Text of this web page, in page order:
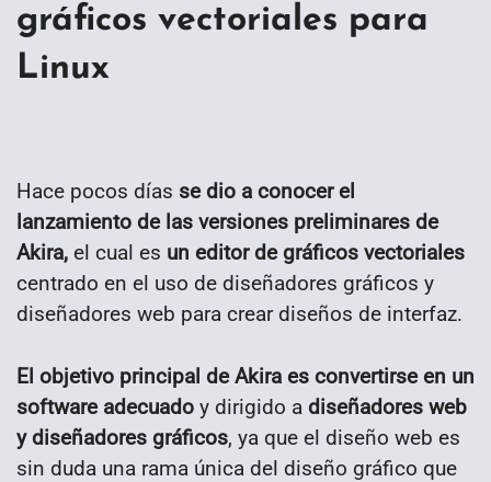
gráficos vectoriales para
Linux
Hace pocos días se dio a conocer el
lanzamiento de las versiones preliminares de
Akira, el cual es un editor de gráficos vectoriales
centrado en el uso de diseñadores gráficos y
diseñadores web para crear diseños de interfaz.
El objetivo principal de Akira es convertirse en un
software adecuado y dirigido a diseñadores web
y diseñadores gráficos, ya que el diseño web es
sin duda una rama única del diseño gráfico que